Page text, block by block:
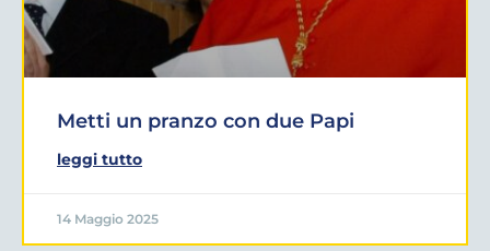
Metti un pranzo con due Papi
leggi tutto
14 Maggio 2025